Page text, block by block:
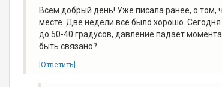
Всем добрый день! Уже писала ранее, о том,
месте. Две недели все было хорошо.
до 50-40 градусов, давление падает
быть связано?
[Ответить]